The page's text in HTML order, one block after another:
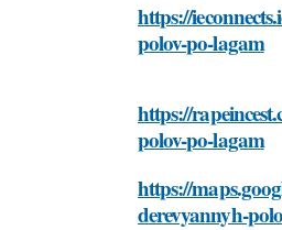
https://
polov-po-lagam
https://
polov-po-lagam
https://
derevyannyh-